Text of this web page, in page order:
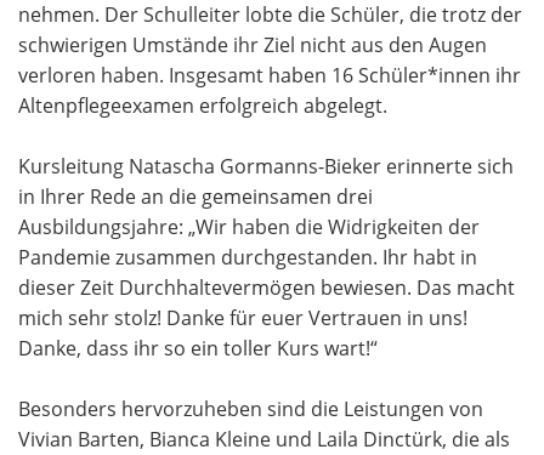
nehmen. Der Schulleiter lobte die Schüler, die trotz der
schwierigen Umstände ihr Ziel nicht aus den Augen
verloren haben. Insgesamt haben 16 Schüler*innen ihr
Altenpflegeexamen erfolgreich abgelegt.
Kursleitung Natascha Gormanns-Bieker erinnerte sich
in Ihrer Rede an die gemeinsamen drei
Ausbildungsjahre: „Wir haben die Widrigkeiten der
Pandemie zusammen durchgestanden. Ihr habt in
dieser Zeit Durchhaltevermögen bewiesen. Das macht
mich sehr stolz! Danke für euer Vertrauen in uns!
Danke, dass ihr so ein toller Kurs wart!“
Besonders hervorzuheben sind die Leistungen von
Vivian Barten, Bianca Kleine und Laila Dinctürk, die als